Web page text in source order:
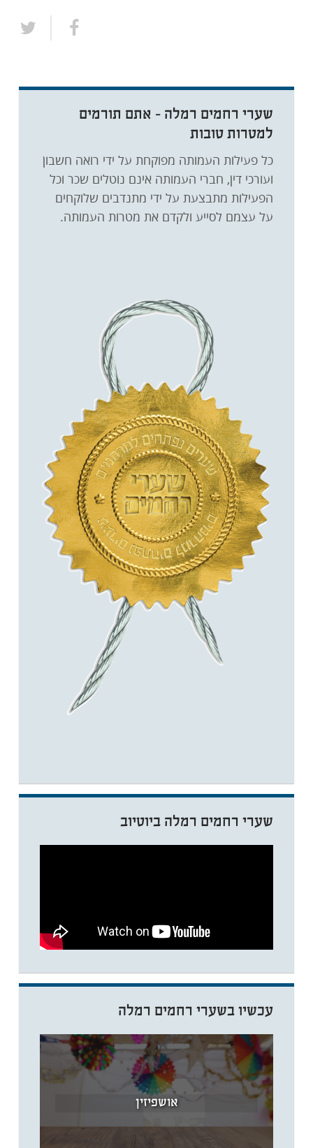
שערי רחמים רמלה - אתם תורמים
למטרות טובות
כל פעילות העמותה מפוקחת על ידי רואה חשבון
ועורכי דין, חברי העמותה אינם נוטלים שכר וכל
הפעילות מתבצעת על ידי מתנדבים שלוקחים
על עצמם לסייע ולקדם את מטרות העמותה.
שערי רחמים רמלה ביוטיוב
עכשיו בשערי רחמים רמלה
אושפיזין